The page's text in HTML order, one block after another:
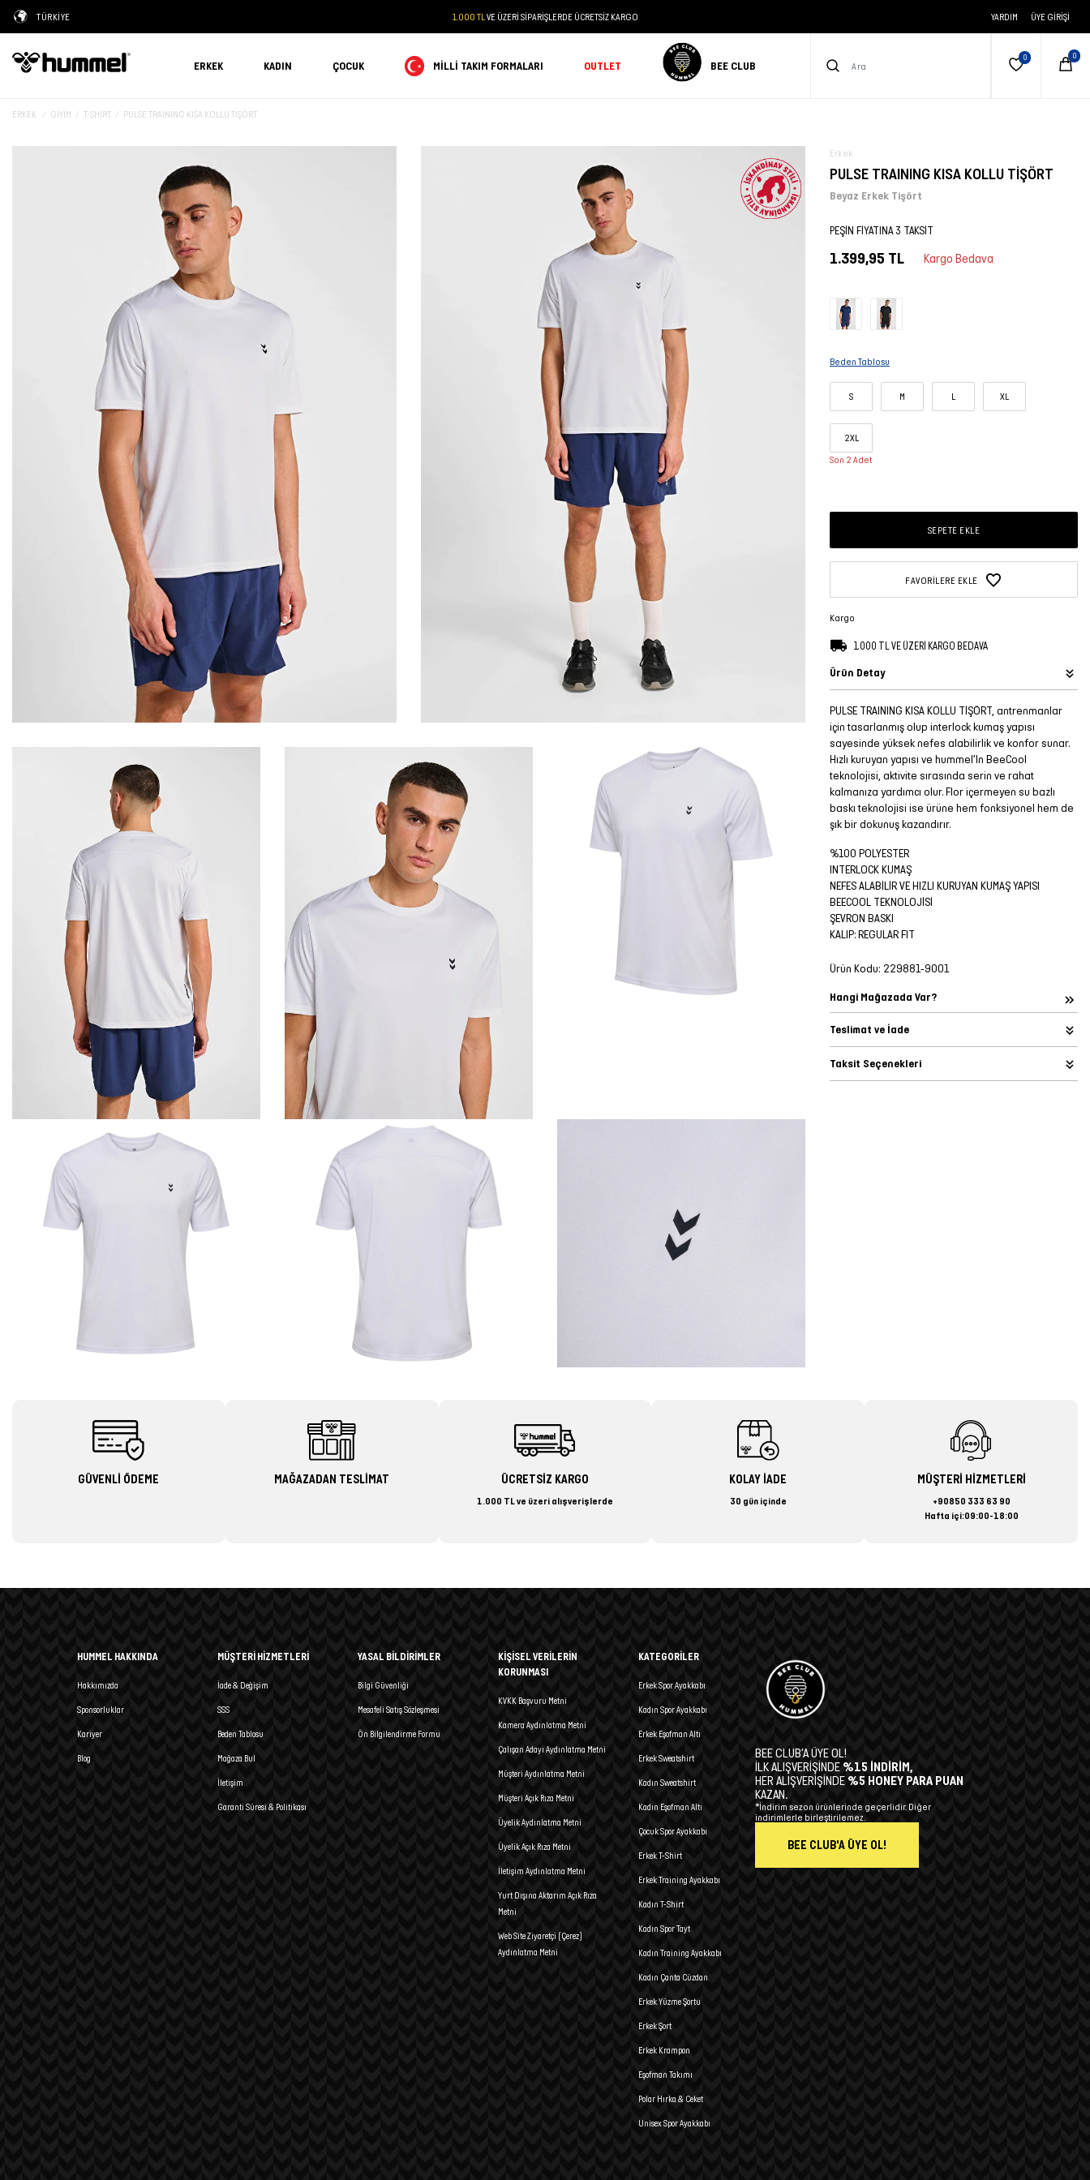
TÜRKİYE 1.000 TL VE ÜZERİ SİPARİŞLERDE ÜCRETSİZ KARGO YARDIM ÜYE GIRIŞI
ERKEK KADIN ÇOCUK MILLI TAKIM FORMALARI OUTLET BEE CLUB
ERKEK GIYIM T-SHIRT PULSE TRAINING KISA KOLLU TİŞÖRT
Erkek
PULSE TRAINING KISA KOLLU TİŞÖRT
Beyaz Erkek Tişört
PEŞİN FİYATINA 3 TAKSİT
1.399,95 TL Kargo Bedava
Beden Tablosu
S M L XL
2XL
Son 2 Adet
SEPETE EKLE
FAVORILERE EKLE
Kargo
1.000 TL VE ÜZERİ KARGO BEDAVA
Ürün Detay
PULSE TRAINING KISA KOLLU TİŞÖRT, antrenmanlar
için tasarlanmış olup interlock kumaş yapısı
sayesinde yüksek nefes alabilirlik ve konfor sunar.
Hızlı kuruyan yapısı ve hummel’In BeeCool
teknolojisi, aktivite sırasında serin ve rahat
kalmanıza yardımcı olur. Flor içermeyen su bazlı
baskı teknolojisi ise ürüne hem fonksiyonel hem de
şık bir dokunuş kazandırır.
%100 POLYESTER
INTERLOCK KUMAŞ
NEFES ALABİLİR VE HIZLI KURUYAN KUMAŞ YAPISI
BEECOOL TEKNOLOJİSİ
ŞEVRON BASKI
KALIP: REGULAR FIT
Ürün Kodu: 229881-9001
Hangi Mağazada Var?
Teslimat ve İade
Taksit Seçenekleri
GÜVENLİ ÖDEME MAĞAZADAN TESLİMAT ÜCRETSİZ KARGO
1.000 TL ve üzeri alışverişlerde
KOLAY İADE
30 gün içinde
MÜŞTERİ HİZMETLERİ
+90850 333 63 90
Hafta içi:09:00-18:00
HUMMEL HAKKINDA
Hakkımızda
Sponsorluklar
Kariyer
Blog
MÜŞTERİ HİZMETLERİ
İade & Değişim
SSS
Beden Tablosu
Mağaza Bul
İletişim
Garanti Süresi & Politikası
YASAL BİLDİRİMLER
Bilgi Güvenliği
Mesafeli Satış Sözleşmesi
Ön Bilgilendirme Formu
KİŞİSEL VERİLERİN
KORUNMASI
KVKK Başvuru Metni
Kamera Aydınlatma Metni
Çalışan Adayı Aydınlatma Metni
Müşteri Aydınlatma Metni
Müşteri Açık Rıza Metni
Üyelik Aydınlatma Metni
Üyelik Açık Rıza Metni
İletişim Aydınlatma Metni
Yurt Dışına Aktarım Açık Rıza
Metni
Web Site Ziyaretçi (Çerez)
Aydınlatma Metni
KATEGORİLER
Erkek Spor Ayakkabı
Kadın Spor Ayakkabı
Erkek Eşofman Altı
Erkek Sweatshirt
Kadın Sweatshirt
Kadın Eşofman Altı
Çocuk Spor Ayakkabı
Erkek T-Shirt
Erkek Training Ayakkabı
Kadın T-Shirt
Kadın Spor Tayt
Kadın Training Ayakkabı
Kadın Çanta Cüzdan
Erkek Yüzme Şortu
Erkek Şort
Erkek Krampon
Eşofman Takımı
Polar Hırka & Ceket
Unisex Spor Ayakkabı
BEE CLUB’A ÜYE OL!
İLK ALIŞVERİŞİNDE %15 İNDİRİM,
HER ALIŞVERİŞİNDE %5 HONEY PARA PUAN
KAZAN.
*İndirim sezon ürünlerinde geçerlidir. Diğer
indirimlerle birleştirilemez.
BEE CLUB'A ÜYE OL!